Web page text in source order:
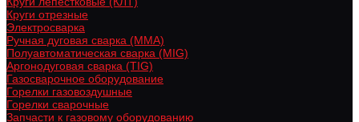
Круги отрезные
Электросварка
Ручная дуговая сварка (MMA)
Полуавтоматическая сварка (MIG)
Аргонодуговая сварка (TIG)
Газосварочное оборудование
Горелки газовоздушные
Горелки сварочные
Запчасти к газовому оборудованию